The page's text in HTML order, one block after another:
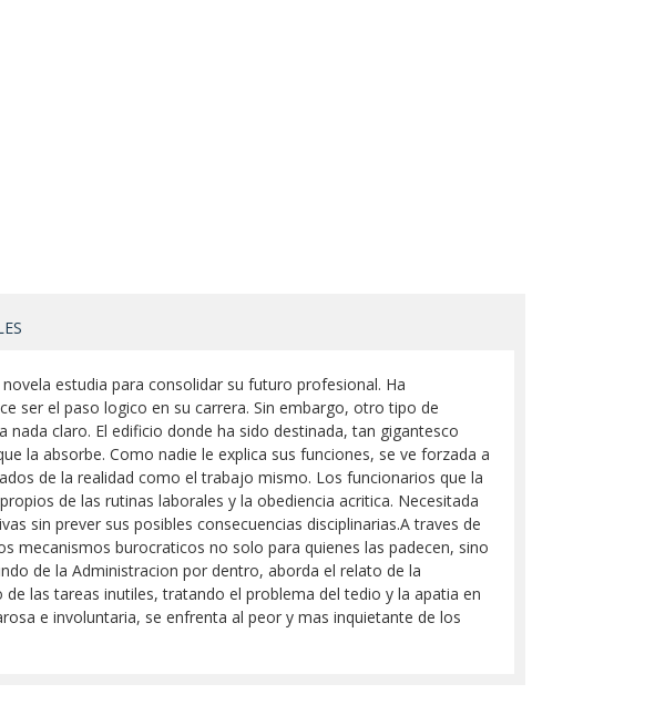
estudia para consolidar su futuro profesional. Ha
ser el paso logico en su carrera. Sin embargo, otro tipo de
claro. El edificio donde ha sido destinada, tan gigantesco
la absorbe. Como nadie le explica sus funciones, se ve forzada a
de la realidad como el trabajo mismo. Los funcionarios que la
de las rutinas laborales y la obediencia acritica. Necesitada
sin prever sus posibles consecuencias disciplinarias.A traves de
mecanismos burocraticos no solo para quienes las padecen, sino
de la Administracion por dentro, aborda el relato de la
las tareas inutiles, tratando el problema del tedio y la apatia en
e involuntaria, se enfrenta al peor y mas inquietante de los